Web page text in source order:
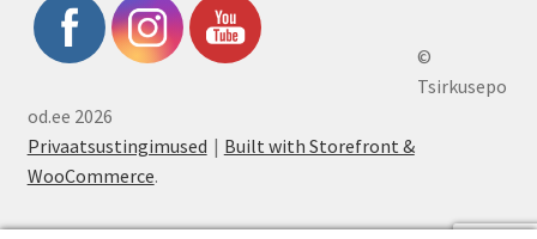
©
Tsirkusepo
od.ee 2026
Privaatsustingimused
Built with Storefront &
WooCommerce.